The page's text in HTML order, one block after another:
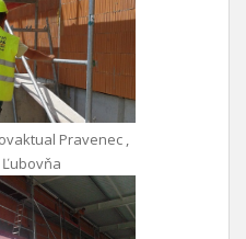
Pravenec ,
Ľubovňa